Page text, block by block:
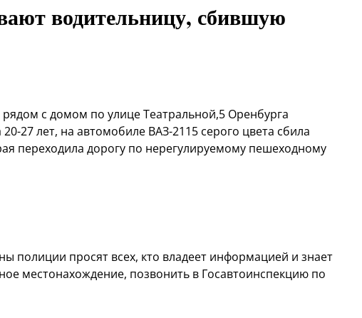
водительницу, сбившую
с домом по улице Театральной,5 Оренбурга
27 лет, на автомобиле ВАЗ-2115 серого цвета сбила
переходила дорогу по нерегулируемому пешеходному
полиции просят всех, кто владеет информацией и знает
местонахождение, позвонить в Госавтоинспекцию по